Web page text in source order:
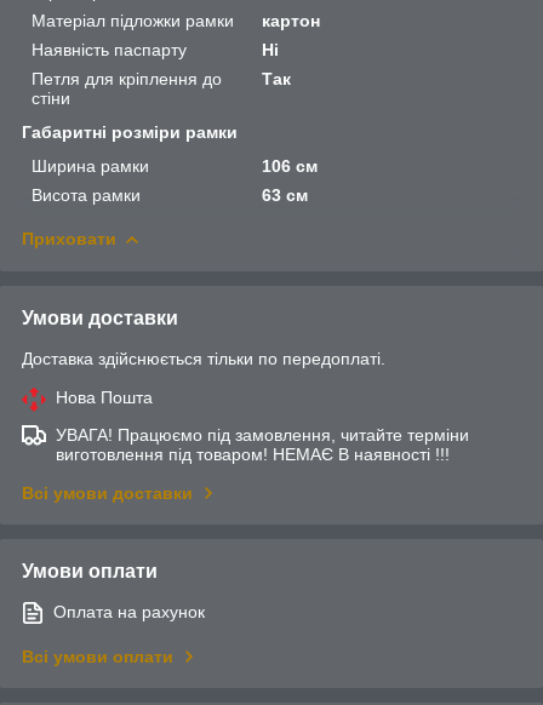
Матеріал підложки рамки
картон
Наявність паспарту
Ні
Петля для кріплення до
стіни
Так
Габаритні розміри рамки
Ширина рамки
106 см
Висота рамки
63 см
Приховати
Умови доставки
Доставка здійснюється тільки по передоплаті.
Нова Пошта
УВАГА! Працюємо під замовлення, читайте терміни
виготовлення під товаром! НЕМАЄ В наявності !!!
Всі умови доставки
Умови оплати
Оплата на рахунок
Всі умови оплати